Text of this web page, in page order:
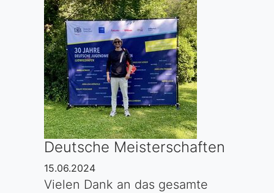
Deutsche Meisterschaften
15.06.2024
Vielen Dank an das gesamte